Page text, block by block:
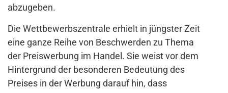
abzugeben.
Die Wettbewerbszentrale erhielt in jüngster Zeit
eine ganze Reihe von Beschwerden zu Thema
der Preiswerbung im Handel. Sie weist vor dem
Hintergrund der besonderen Bedeutung des
Preises in der Werbung darauf hin, dass